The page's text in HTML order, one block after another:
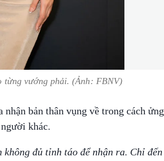
từng vướng phải. (Ảnh: FBNV)
bản thân vụng về trong cách ửng
khác.
đủ tỉnh táo để nhận ra. Chỉ đến